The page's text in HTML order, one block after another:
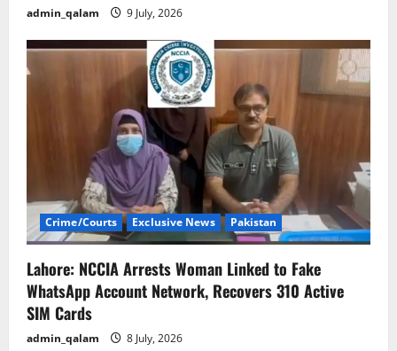
admin_qalam 9 July, 2026
Crime/Courts Exclusive News Pakistan
Lahore: NCCIA Arrests Woman Linked to Fake
WhatsApp Account Network, Recovers 310 Active
SIM Cards
admin_qalam 8 July, 2026